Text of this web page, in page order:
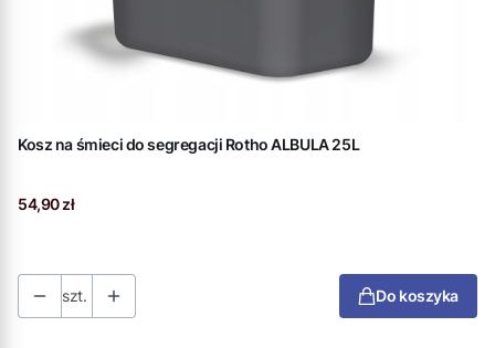
Kosz na śmieci do segregacji Rotho ALBULA 25L
Cena
54,90 zł
szt. Do koszyka